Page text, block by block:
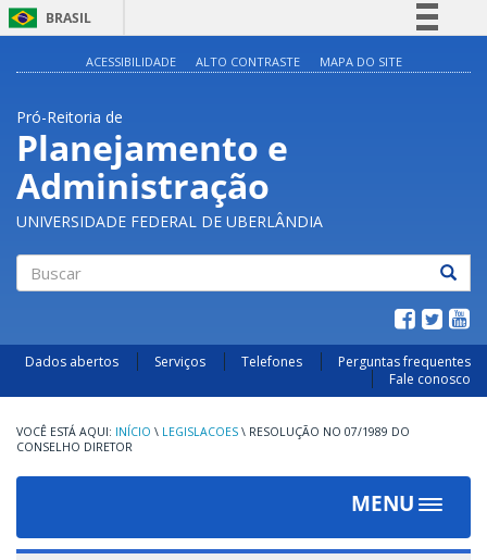
BRASIL
Acesso à informação
ACESSIBILIDADE ALTO CONTRASTE MAPA DO SITE
Pró-Reitoria de
Planejamento e
Administração
UNIVERSIDADE FEDERAL DE UBERLÂNDIA
Dados abertos Serviços Telefones
Perguntas frequentes
Fale conosco
INÍCIO \ LEGISLACOES \ RESOLUÇÃO NO 07/1989 DO
CONSELHO DIRETOR
MENU
Toggle